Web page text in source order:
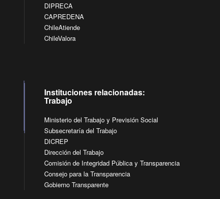
DIPRECA
CAPREDENA
ChileAtiende
ChileValora
Instituciones relacionadas:
Trabajo
Ministerio del Trabajo y Previsión Social
Subsecretaría del Trabajo
DICREP
Dirección del Trabajo
Comisión de Integridad Pública y Transparencia
Consejo para la Transparencia
Gobierno Transparente